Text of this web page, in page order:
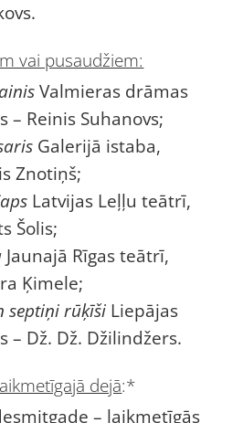
vai pusaudžiem:
Valmieras drāmas
– Reinis Suhanovs;
Galerijā istaba,
Znotiņš;
Latvijas Leļļu teātrī,
Šolis;
Jaunajā Rīgas teātrī,
Ķimele;
septiņi rūķīši Liepājas
– Dž. Dž. Džilindžers.
dejā:*
– laikmetīgās